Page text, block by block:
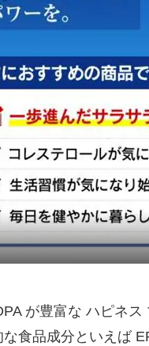
が豊富な ハピネス
食品成分といえば